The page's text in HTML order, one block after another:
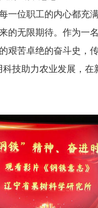
一位职工的内心都充
的无限期待。作为一
艰苦卓绝的奋斗史，
科技助力农业发展，在